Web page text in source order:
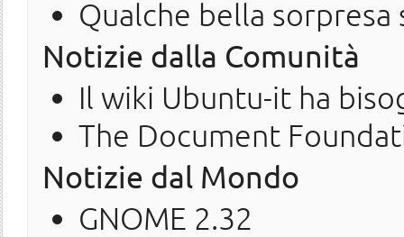
Qualche bella sorpresa
Notizie dalla Comunità
Il wiki Ubuntu-it ha
The Document
Notizie dal Mondo
GNOME 2.32